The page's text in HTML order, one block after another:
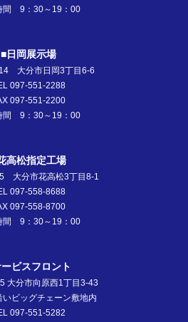
間 9：30～19：00
■日岡展示場
大分市日岡3丁目6-6
097-551-2288
097-551-2200
間 9：30～19：00
高松指定工場
大分市花高松3丁目8-1
097-558-8688
097-558-8700
間 9：30～19：00
ビスフロント
大分市向原西1丁目3-43
ビッグチェーン敷地内
097-551-5282